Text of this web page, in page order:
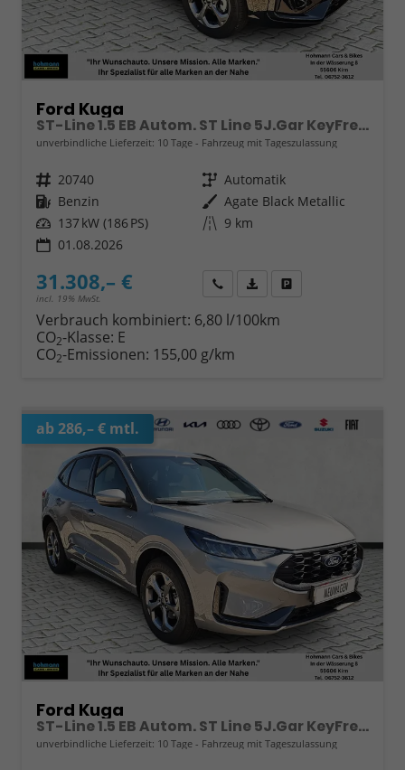
Ford Kuga
ST-Line 1.5 EB Autom. ST Line 5J.Gar KeyFree Kamera
unverbindliche Lieferzeit: 10 Tage Fahrzeug mit Tageszulassung
Fahrzeugnr. 20740 Getriebe Automatik
Kraftstoff Benzin Außenfarbe Agate Black Metallic
Leistung 137 kW (186 PS) Kilometerstand 9 km
01.08.2026
31.308,– €
incl. 19% MwSt.
Wir rufen Sie anFahrzeugexposé (PDF)
Verbrauch kombiniert: 6,80 l/100km
CO2-Klasse: E
CO2-Emissionen: 155,00 g/km
ab 286,– € mtl.
Ford Kuga
ST-Line 1.5 EB Autom. ST Line 5J.Gar KeyFree Kamera
unverbindliche Lieferzeit: 10 Tage Fahrzeug mit Tageszulassung